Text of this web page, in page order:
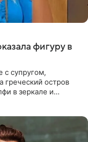
фигуру в
с супругом,
греческий остров
в зеркале и